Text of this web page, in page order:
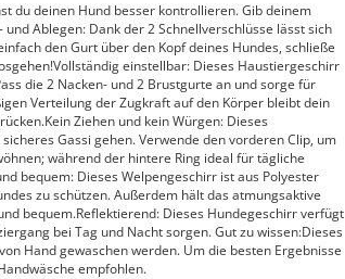
du deinen Hund besser kontrollieren. Gib deinem
Ablegen: Dank der 2 Schnellverschlüsse lässt sich
den Gurt über den Kopf deines Hundes, schließe
einstellbar: Dieses Haustiergeschirr
die 2 Nacken- und 2 Brustgurte an und sorge für
Verteilung der Zugkraft auf den Körper bleibt dein
Ziehen und kein Würgen: Dieses
Gassi gehen. Verwende den vorderen Clip, um
während der hintere Ring ideal für tägliche
bequem: Dieses Welpengeschirr ist aus Polyester
zu schützen. Außerdem hält das atmungsaktive
bequem.Reflektierend: Dieses Hundegeschirr verfügt
bei Tag und Nacht sorgen. Gut zu wissen:Dieses
Hand gewaschen werden. Um die besten Ergebnisse
empfohlen.